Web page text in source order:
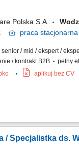
indywidualnych
Polska S.A.
praca stacjonarna
/ mid / ekspert /
/ kontrakt B2B
pełny
aplikuj bez CV
opieka nad
przewlekłej choroby
nerek, aż po
/ Specjalistka ds.